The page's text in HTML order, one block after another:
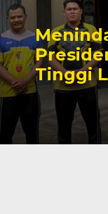
Tebing
Kurve